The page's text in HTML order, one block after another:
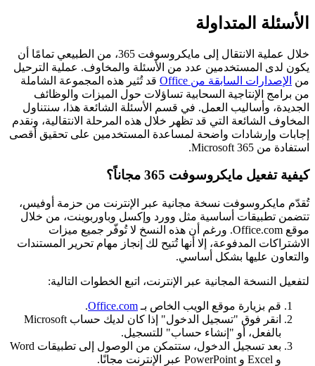
الأسئلة المتداولة
خلال عملية الانتقال إلى مايكروسوفت 365، من الطبيعي تمامًا أن
يكون لدى المستخدمين عدد من الأسئلة والمخاوف. عملية الترحيل
من الإصدارات السابقة من Office
قد تُثير هذه المجموعة الشاملة
من برامج الإنتاجية السحابية تساؤلات حول الميزات والوظائف
الجديدة، وأساليب العمل. في قسم الأسئلة الشائعة هذا، سنتناول
المخاوف الشائعة التي قد تظهر خلال هذه المرحلة الانتقالية، ونقدم
إجابات وإرشادات واضحة لمساعدة المستخدمين على تحقيق أقصى
استفادة من Microsoft 365.
كيفية تفعيل مايكروسوفت 365 مجاناً؟
تُقدّم مايكروسوفت نسخة مجانية عبر الإنترنت من حزمة أوفيس،
تتضمن تطبيقات أساسية مثل وورد وإكسل وباوربوينت، من خلال
موقع Office.com. ورغم أن هذه النسخ لا تُوفّر جميع ميزات
الاشتراكات المدفوعة، إلا أنها تُتيح لك إنجاز مهام تحرير المستندات
والتعاون عليها بشكل أساسي.
لتفعيل النسخة المجانية عبر الإنترنت، اتبع الخطوات التالية:
قم بزيارة موقع الويب الخاص بـ Office.com
.
انقر فوق "تسجيل الدخول" إذا كان لديك حساب Microsoft
بالفعل، أو "إنشاء حساب" للتسجيل.
بعد تسجيل الدخول، ستتمكن من الوصول إلى تطبيقات Word
و Excel و PowerPoint عبر الإنترنت مجانًا.